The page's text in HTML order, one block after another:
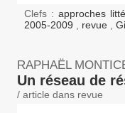
Clefs : approches
2005-2009 , revue ,
RAPHAËL
Un réseau de
/ article dans revue